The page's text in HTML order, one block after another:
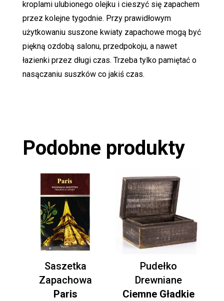
kroplami ulubionego olejku i cieszyć się zapachem
przez kolejne tygodnie. Przy prawidłowym
użytkowaniu suszone kwiaty zapachowe mogą być
piękną ozdobą salonu, przedpokoju, a nawet
łazienki przez długi czas. Trzeba tylko pamiętać o
nasączaniu suszków co jakiś czas.
Podobne produkty
Saszetka
Zapachowa
Paris
Pudełko
Drewniane
Ciemne Gładkie